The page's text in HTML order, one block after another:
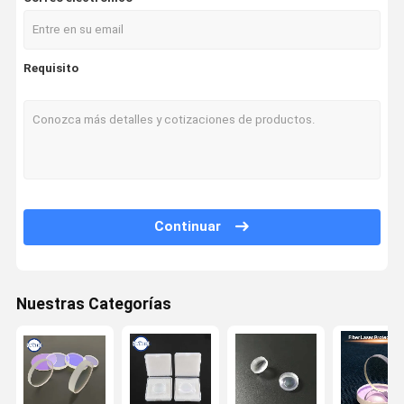
Requisito
Continuar
Nuestras Categorías